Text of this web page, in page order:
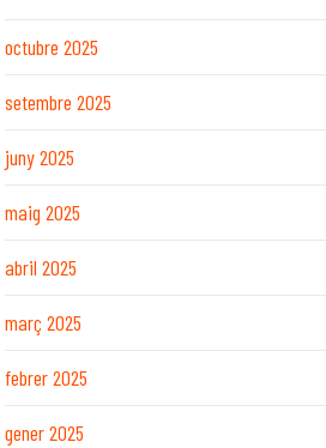
octubre 2025
setembre 2025
juny 2025
maig 2025
abril 2025
març 2025
febrer 2025
gener 2025